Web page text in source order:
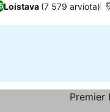
Loistava (7 579 arviota)